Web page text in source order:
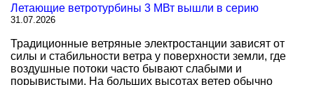
Летающие ветротурбины 3 МВт вышли в серию
31.07.2026
Традиционные ветряные электростанции зависят от
силы и стабильности ветра у поверхности земли, где
воздушные потоки часто бывают слабыми и
порывистыми. На больших высотах ветер обычно